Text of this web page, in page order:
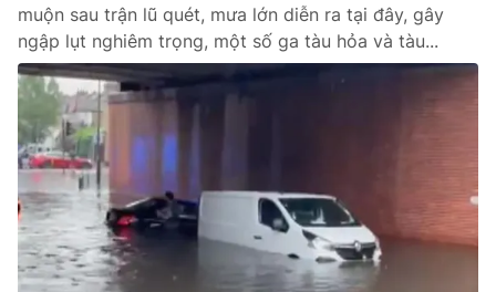
Photo Infographic
Video Shorts video
VTV Money
VTV Sức khoẻ Bất động sản
Thị trường 24h Tấm lòng Việt
muộn sau trận lũ quét, mưa lớn diễn ra tại đây, gây
ngập lụt nghiêm trọng, một số ga tàu hỏa và tàu...